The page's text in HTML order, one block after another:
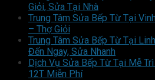
Giỏi, Sửa Tại Nhà
Trung Tâm Sửa Bếp Từ Tại
– Thợ Giỏi
Trung Tâm Sửa Bếp Từ Tại
Đến Ngay, Sửa Nhanh
Dịch Vụ Sửa Bếp Từ Tại Mễ Trì
12T Miễn Phí